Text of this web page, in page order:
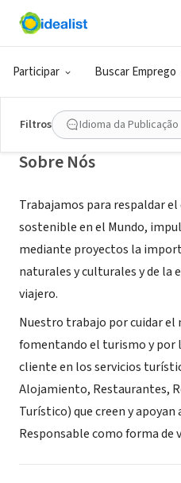
Participar Buscar Emprego
Filtros Idioma da Publicação
ONG (SETOR SOCIAL)
DWaldo.com
Sobre Nós
Trabajamos para respaldar
sostenible en el Mundo,
mediante proyectos la
naturales y culturales y de la
viajero.
Nuestro trabajo por cuidar el
fomentando el turismo y por
cliente en los servicios
Alojamiento, Restaurantes,
Turístico) que creen y
Responsable como forma de